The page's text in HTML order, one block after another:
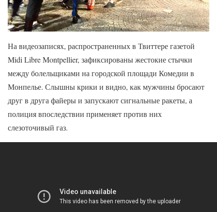
На видеозаписях, распространенных в Твиттере газетой
Midi Libre Montpellier, зафиксированы жестокие стычки
между болельщиками на городской площади Комедии в
Монпелье. Слышны крики и видно, как мужчины бросают
друг в друга файеры и запускают сигнальные ракеты, а
полиция впоследствии применяет против них
слезоточивый газ.